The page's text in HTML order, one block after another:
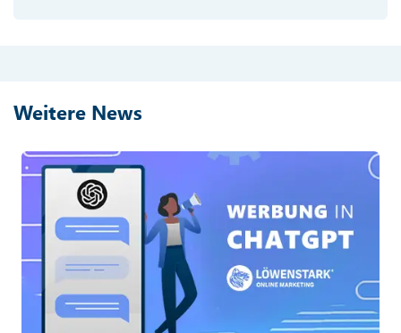
Weitere News